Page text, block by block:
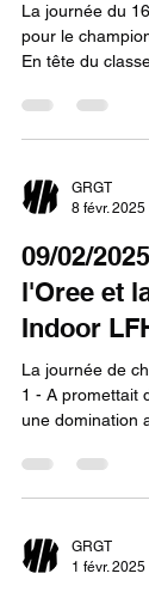
La journée du
pour le
En tête du
GRGT
8 févr. 2025
09/02/
l'Oree et
Indoor
La journée de
1 - A promettait
une domination
GRGT
1 févr. 2025